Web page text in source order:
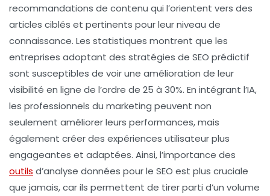
recommandations de contenu qui l’orientent vers des
articles ciblés et pertinents pour leur niveau de
connaissance. Les statistiques montrent que les
entreprises adoptant des stratégies de SEO prédictif
sont susceptibles de voir une amélioration de leur
visibilité en ligne de l’ordre de 25 à 30%. En intégrant l’IA,
les professionnels du marketing peuvent non
seulement améliorer leurs performances, mais
également créer des expériences utilisateur plus
engageantes et adaptées. Ainsi, l’importance des
outils d’analyse données pour le SEO est plus cruciale
que jamais, car ils permettent de tirer parti d’un volume